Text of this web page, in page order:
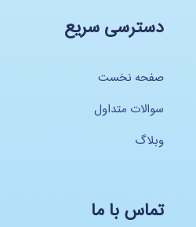
دسترسی سریع
صفحه نخست
سوالات متداول
وبلاگ
تماس با ما